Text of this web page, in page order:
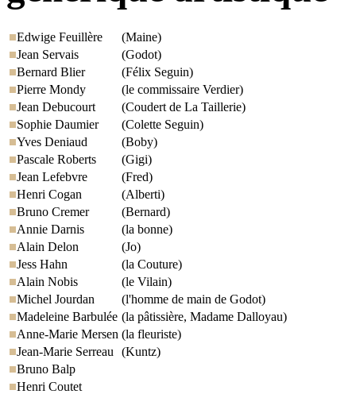
Edwige Feuillère
(Maine)
Jean Servais
(Godot)
Bernard Blier
(Félix Seguin)
Pierre Mondy
(le commissaire Verdier)
Jean Debucourt
(Coudert de La Taillerie)
Sophie Daumier
(Colette Seguin)
Yves Deniaud
(Boby)
Pascale Roberts
(Gigi)
Jean Lefebvre
(Fred)
Henri Cogan
(Alberti)
Bruno Cremer
(Bernard)
Annie Darnis
(la bonne)
Alain Delon
(Jo)
Jess Hahn
(la Couture)
Alain Nobis
(le Vilain)
Michel Jourdan
(l'homme de main de Godot)
Madeleine Barbulée (la pâtissière, Madame Dalloyau)
Anne-Marie Mersen (la fleuriste)
Jean-Marie Serreau
(Kuntz)
Bruno Balp
Henri Coutet